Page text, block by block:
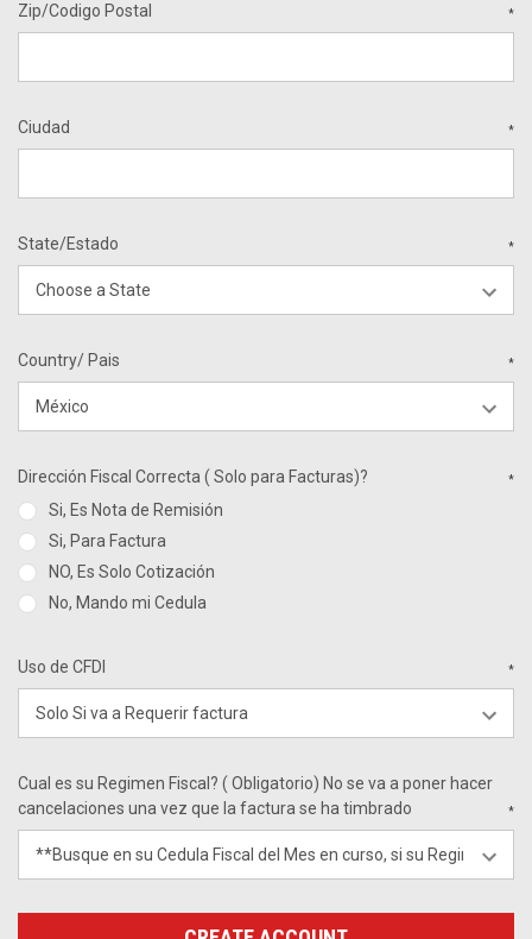
Zip/Codigo Postal *
Ciudad *
State/Estado *
Country/ Pais *
Dirección Fiscal Correcta ( Solo para Facturas)? *
Si, Es Nota de Remisión
Si, Para Factura
NO, Es Solo Cotización
No, Mando mi Cedula
Uso de CFDI *
Cual es su Regimen Fiscal? ( Obligatorio) No se va a poner hacer
cancelaciones una vez que la factura se ha timbrado
*